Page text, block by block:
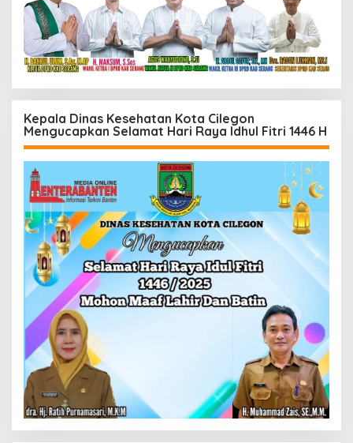
Kepala Dinas Kesehatan Kota Cilegon
Mengucapkan Selamat Hari Raya Idhul Fitri 1446 H